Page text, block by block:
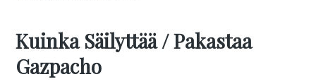
Kuinka Säilyttää / Pakastaa
Gazpacho